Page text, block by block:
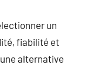
un
fiabilité et
alternative